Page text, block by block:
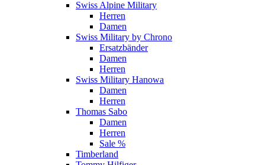
Swiss Alpine Military
Herren
Damen
Swiss Military by Chrono
Ersatzbänder
Damen
Herren
Swiss Military Hanowa
Damen
Herren
Thomas Sabo
Damen
Herren
Sale %
Timberland